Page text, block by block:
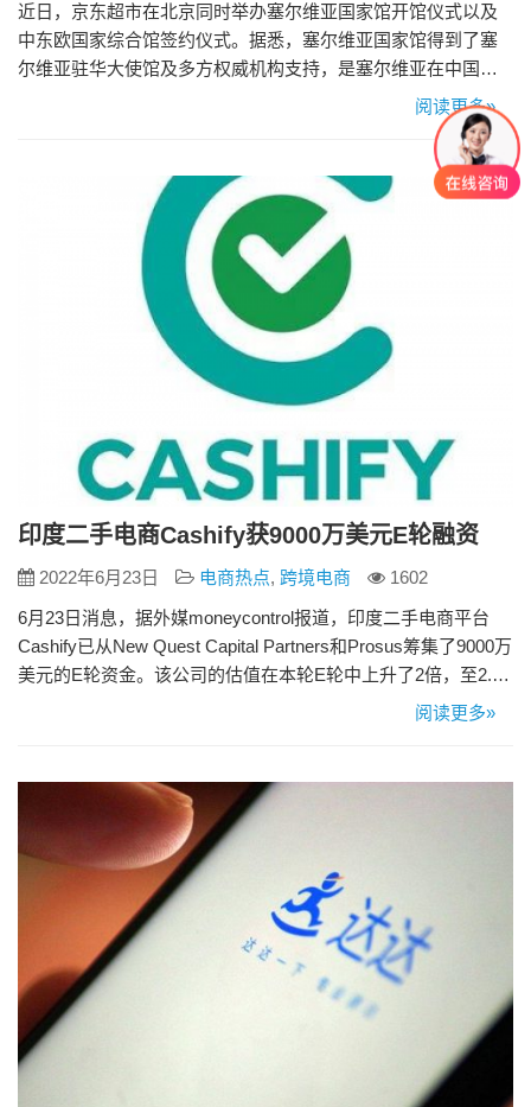
近日，京东超市在北京同时举办塞尔维亚国家馆开馆仪式以及
中东欧国家综合馆签约仪式。据悉，塞尔维亚国家馆得到了塞
尔维亚驻华大使馆及多方权威机构支持，是塞尔维亚在中国开
设的第一个塞尔维亚国家级别的电商店铺。 目前，塞尔维亚国
家馆现已上线近百款商品，如国民品牌Jaffa的休闲类零食，咖
啡品牌Doncafe系列产品， vino zupa（祖帕）的酒水饮品等，
让消费者足不出户就能体验到塞尔维亚大街小巷的风情。…
阅读更多»
印度二手电商Cashify获9000万美元E轮融资
2022年6月23日 电商热点, 跨境电商
1602
6月23日消息，据外媒moneycontrol报道，印度二手电商平台
Cashify已从New Quest Capital Partners和Prosus筹集了9000万
美元的E轮资金。该公司的估值在本轮E轮中上升了2倍，至2.5
亿美元。 据了解，现有投资者Bessemer、Blume Ventures和
阅读更多»